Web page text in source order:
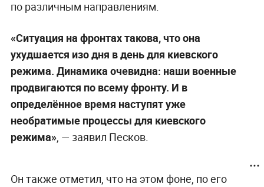
по различным направлениям.
«Ситуация на фронтах такова, что она
ухудшается изо дня в день для киевского
режима. Динамика очевидна: наши военные
продвигаются по всему фронту. И в
определённое время наступят уже
необратимые процессы для киевского
режима», — заявил Песков.
Он также отметил, что на этом фоне, по его